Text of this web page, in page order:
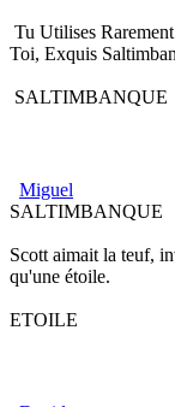
Tu Utilises
Toi, Exquis
SALTIMBANQUE
Miguel
SALTIMBANQUE
Scott aimait la teuf,
qu'une étoile.
ETOILE